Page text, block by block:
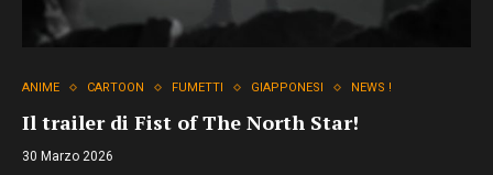
ANIME CARTOON FUMETTI GIAPPONESI NEWS !
Il trailer di Fist of The North Star!
30 Marzo 2026